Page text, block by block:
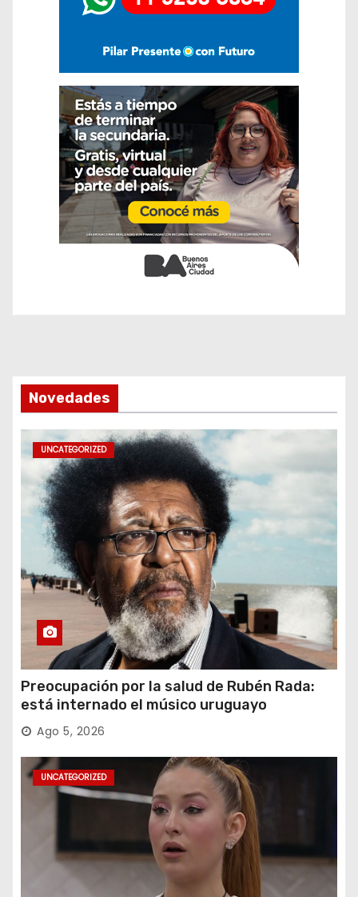
Novedades
UNCATEGORIZED
Preocupación por la salud de Rubén Rada:
está internado el músico uruguayo
Ago 5, 2026
UNCATEGORIZED